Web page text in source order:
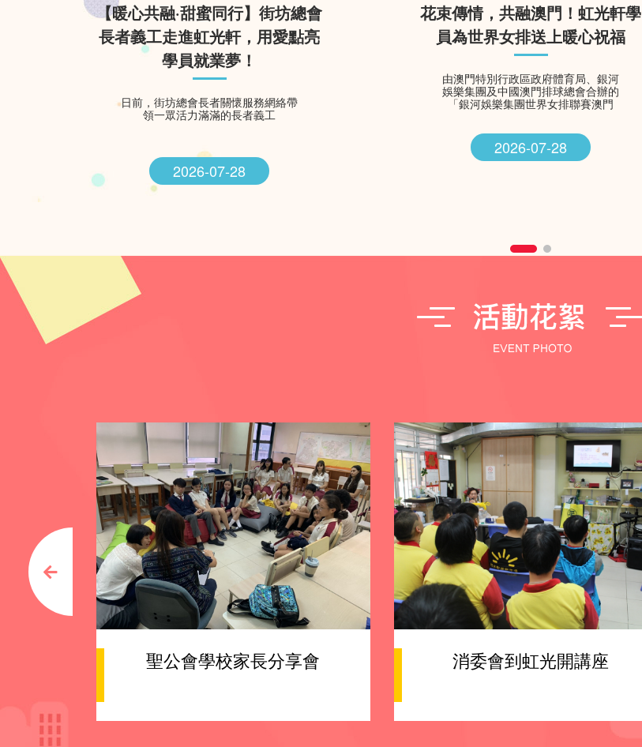
【暖心共融·甜蜜同行】街坊總會
長者義工走進虹光軒，用愛點亮
學員就業夢！
日前，街坊總會長者關懷服務網絡帶
領一眾活力滿滿的長者義工
2026-07-28
花束傳情，共融澳門！虹光軒學
員為世界女排送上暖心祝福
由澳門特別行政區政府體育局、銀河
娛樂集團及中國澳門排球總會合辦的
「銀河娛樂集團世界女排聯賽澳門
2026-07-28
聖公會學校家長分享會 消委會到虹光開講座